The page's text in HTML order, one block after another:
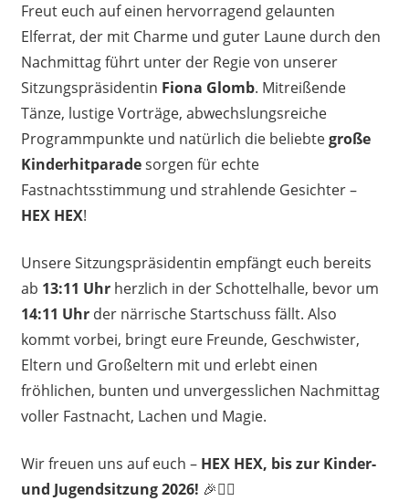
Freut euch auf einen hervorragend gelaunten
Elferrat, der mit Charme und guter Laune durch den
Nachmittag führt unter der Regie von unserer
Sitzungspräsidentin Fiona Glomb. Mitreißende
Tänze, lustige Vorträge, abwechslungsreiche
Programmpunkte und natürlich die beliebtegroße
Kinderhitparadesorgen für echte
Fastnachtsstimmung und strahlende Gesichter –
HEX HEX!
Unsere Sitzungspräsidentin empfängt euch bereits
ab 13:11 Uhrherzlich in der Schottelhalle, bevor um
14:11 Uhrder närrische Startschuss fällt. Also
kommt vorbei, bringt eure Freunde, Geschwister,
Eltern und Großeltern mit und erlebt einen
fröhlichen, bunten und unvergesslichen Nachmittag
voller Fastnacht, Lachen und Magie.
Wir freuen uns auf euch – HEX HEX, bis zur Kinder-
und Jugendsitzung 2026! 🎉🧙‍♀️